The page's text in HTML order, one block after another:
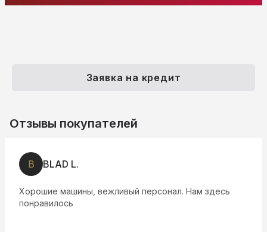
Заявка на кредит
Отзывы покупателей
В ВLАD L.
Хорошие машины, вежливый персонал. Нам здесь
понравилось